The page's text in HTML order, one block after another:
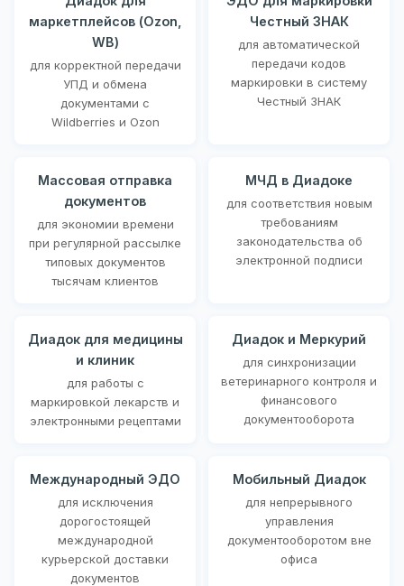
маркетплейсов (Ozon,
WB)
для корректной передачи
УПД и обмена
документами с
Wildberries и Ozon
Честный ЗНАК
для автоматической
передачи кодов
маркировки в систему
Честный ЗНАК
Массовая отправка
документов
для экономии времени
при регулярной рассылке
типовых документов
тысячам клиентов
МЧД в Диадоке
для соответствия новым
требованиям
законодательства об
электронной подписи
Диадок для медицины
и клиник
для работы с
маркировкой лекарств и
электронными рецептами
Диадок и Меркурий
для синхронизации
ветеринарного контроля и
финансового
документооборота
Международный ЭДО
для исключения
дорогостоящей
международной
курьерской доставки
документов
Мобильный Диадок
для непрерывного
управления
документооборотом вне
офиса